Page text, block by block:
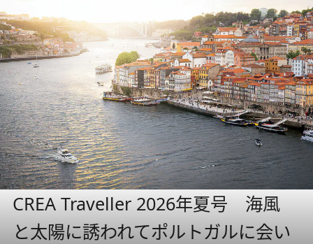
CREA Traveller 2026年夏号 海風
と太陽に誘われてポルトガルに会い